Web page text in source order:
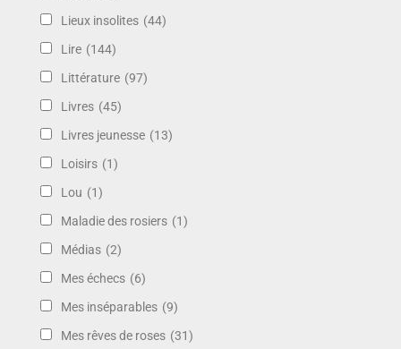
Lieux insolites (44)
Lire (144)
Littérature (97)
Livres (45)
Livres jeunesse (13)
Loisirs (1)
Lou (1)
Maladie des rosiers (1)
Médias (2)
Mes échecs (6)
Mes inséparables (9)
Mes rêves de roses (31)